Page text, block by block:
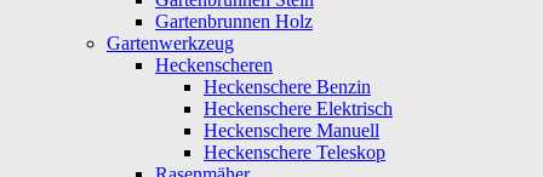
Gartenbrunnen Holz
Gartenwerkzeug
Heckenscheren
Heckenschere Benzin
Heckenschere Elektrisch
Heckenschere Manuell
Heckenschere Teleskop